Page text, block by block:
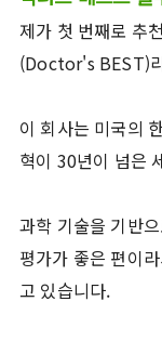
제가 첫 번째로 추
(Doctor's BEST)
이 회사는 미국의
혁이 30년이 넘은
과학 기술을 기반
평가가 좋은 편이
고 있습니다.